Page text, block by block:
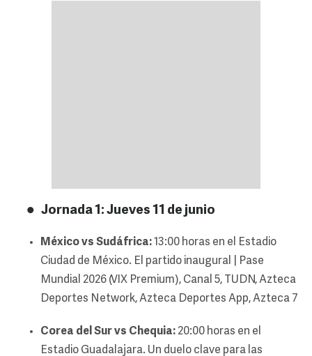
Jornada 1: Jueves 11 de junio
México vs Sudáfrica:13:00 horas en el Estadio
Ciudad de México. El partido inaugural | Pase
Mundial 2026 (VIX Premium), Canal 5, TUDN, Azteca
Deportes Network, Azteca Deportes App, Azteca 7
Corea del Sur vs Chequia: 20:00 horas en el
Estadio Guadalajara. Un duelo clave para las